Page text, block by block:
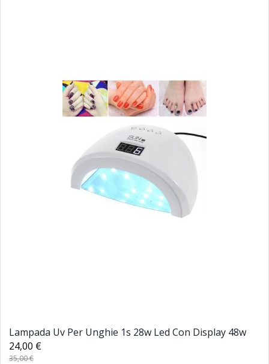
Lampada Uv Per Unghie 1s 28w Led Con Display 48w
24,00 €
35,00 €